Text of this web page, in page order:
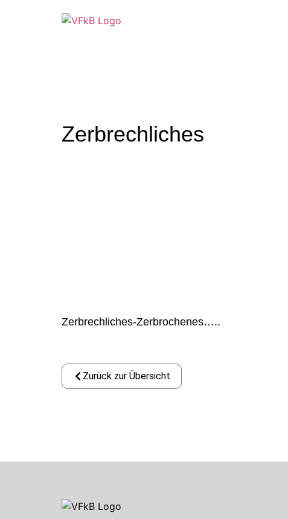
Zerbrechliches
Zerbrechliches-Zerbrochenes…..
Zurück zur Übersicht